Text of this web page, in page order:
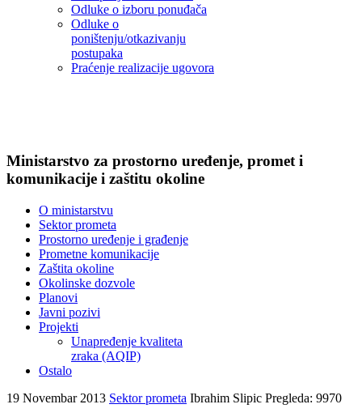
Odluke o izboru ponuđača
Odluke o
poništenju/otkazivanju
postupaka
Praćenje realizacije ugovora
Ministarstvo za prostorno uređenje, promet i
komunikacije i zaštitu okoline
O ministarstvu
Sektor prometa
Prostorno uređenje i građenje
Prometne komunikacije
Zaštita okoline
Okolinske dozvole
Planovi
Javni pozivi
Projekti
Unapređenje kvaliteta
zraka (AQIP)
Ostalo
19 Novembar 2013 Sektor prometa Ibrahim Slipic Pregleda: 9970